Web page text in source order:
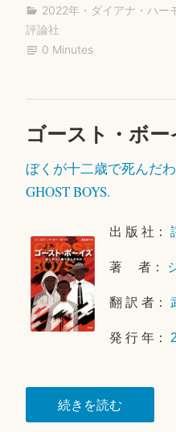
ー
ok
2022年 ・ ダイアナ・ハー
評論社
0 Minutes
ゴースト・ボー
ぼくが十二歳で死んだ
GHOST BOYS.
出 版 社：
著 者：
翻 訳 者：
発 行 年：
続きを読む“ゴ
ー
2
2
1
月
日